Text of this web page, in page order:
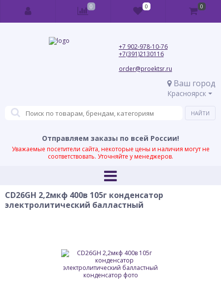
+7 902-978-10-76
+7(391)2130116
order@proektsr.ru
Ваш город
Красноярск
Отправляем заказы по всей России!
Уважаемые посетители сайта, некоторые цены и наличия могут не
соответствовать. Уточняйте у менеджеров.
CD26GH 2,2мкф 400в 105г конденсатор
электролитический балластный
0 0 0